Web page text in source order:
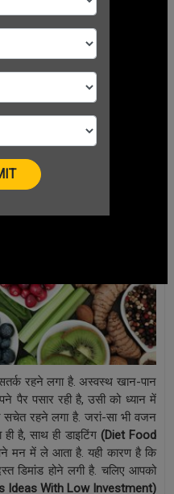
डाइट फूड
सेहत में लगा
बिज़नेस शुरू करने के
Feb 10, 2021 09:53 AM IST
रहने लगा है. अस्वस्थ खान-पान
पैर पसार रही है, उसी को ध्यान में
रहने लगा है. जरां-सा भी वजन
है, साथ ही डाइटिंग (Diet Food
मन में ले आता है. यही कारण है कि
डिमांड होने लगी है. चलिए आपको
Ideas With Low Investment)